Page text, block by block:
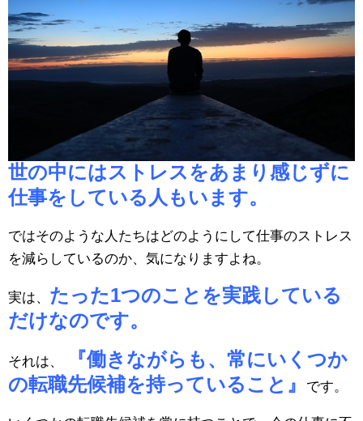
世の中にはストレスをあまり感じずに
仕事をしている人もいます。
ではそのような人たちはどのようにして仕事のストレス
を減らしているのか、気になりますよね。
実は、 たった1つのことを実践している
だけなのです。
それは、
『働きながらも、常にいくつか
の転職先候補を持っていること』
です。